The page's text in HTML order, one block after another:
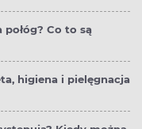
Co to są
higiena i pielęgnacja